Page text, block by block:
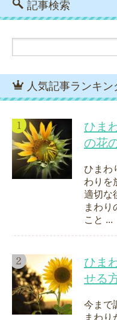
記事検索
人気記事ランキン
ひま
の花
ひまわ
わりを
適切な
まわり
こと ...
ひま
せる
今まで
まわり